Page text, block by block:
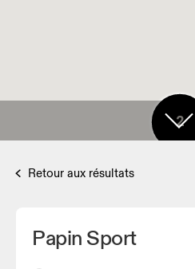
2
Retour aux résultats
Papin Sport